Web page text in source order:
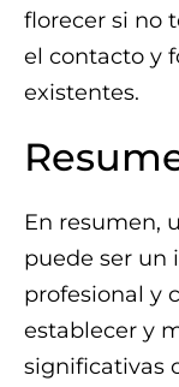
florecer si no
el contacto y
existentes.
En resumen,
puede ser un
profesional y
establecer y
significativas